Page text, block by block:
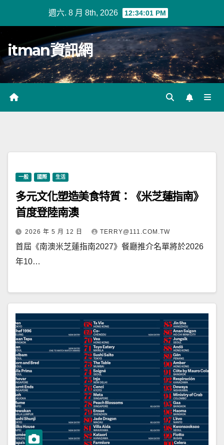
週六. 8 月 8th, 2026 12:34:02 PM
itman資訊網
一般 國際 生活
多元文化塑造美食特質：《米芝蓮指南》
首度登陸南澳
2026 年 5 月 12 日 TERRY@111.COM.TW
首屆《南澳米芝蓮指南2027》餐廳推介名單將於2026
年10…